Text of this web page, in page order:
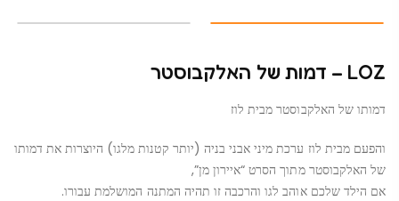
LOZ – דמות של האלקבוסטר
דמותו של האלקבוסטר מבית לוז
והפעם מבית לוז ערכת מיני אבני בניה (יותר קטנות מלגו) היוצרות את דמותו
של האלקבוסטר מתוך הסרט “איירון מן”,
אם הילד שלכם אוהב לגו והרכבה זו תהיה המתנה המושלמת עבורו.